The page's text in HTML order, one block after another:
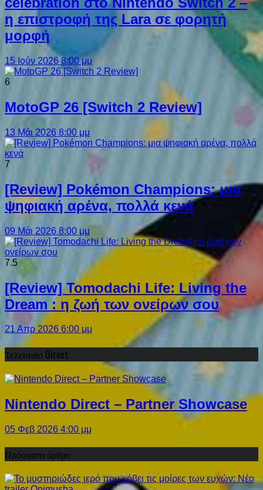
η επιστροφή της Lara σε φορητή
μορφή
15 Ιούν 2026 8:00 μμ
6
MotoGP 26 [Switch 2 Review]
13 Μάι 2026 8:00 μμ
7
[Review] Pokémon Champions: μια
ψηφιακή αρένα, πολλά κενά
09 Μάι 2026 8:00 μμ
7.5
[Review] Tomodachi Life: Living the
Dream : η ζωή των ονείρων σου
21 Απρ 2026 6:00 μμ
Τελευταίο Direct:
Nintendo Direct – Partner Showcase
05 Φεβ 2026 4:00 μμ
Πρόσφατα άρθρα